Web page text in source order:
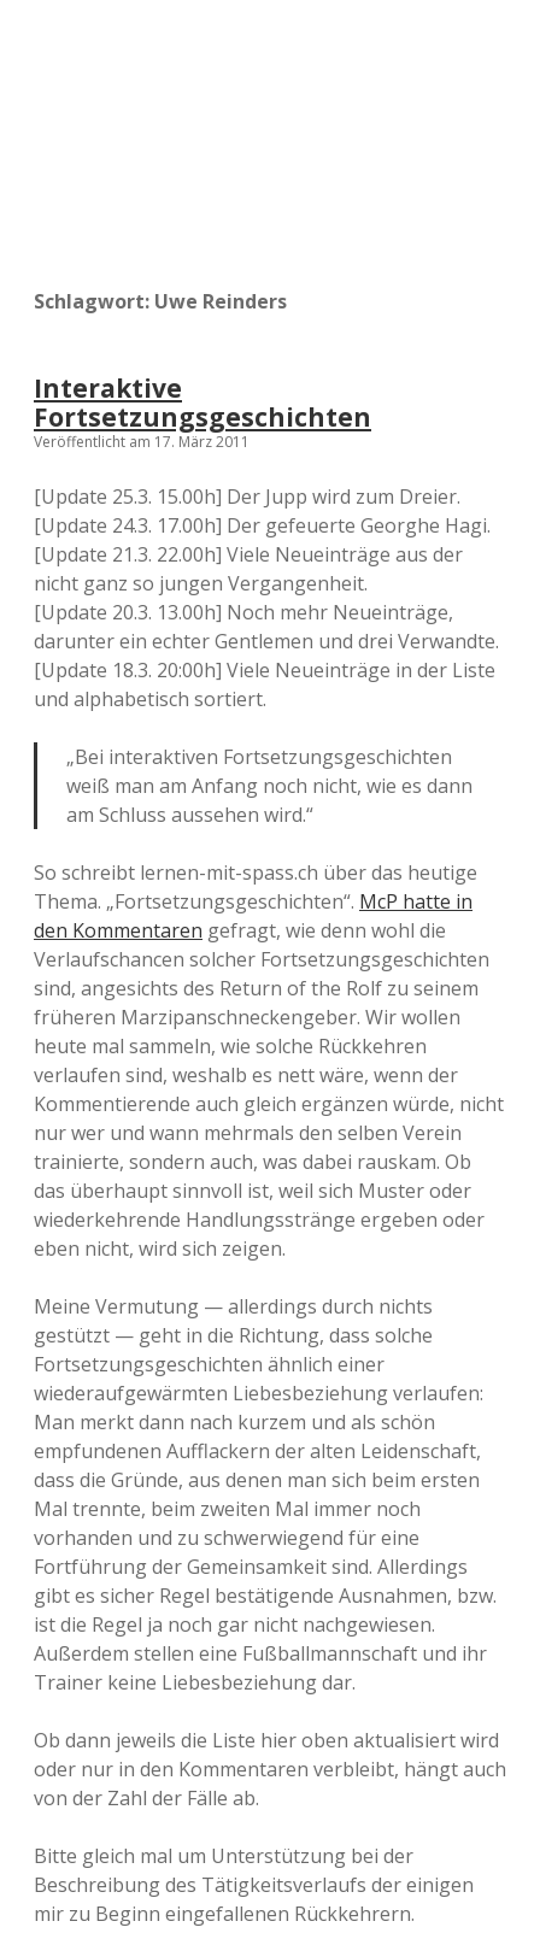
Schlagwort: Uwe Reinders
Interaktive
Fortsetzungsgeschichten
Veröffentlicht am 17. März 2011
[Update 25.3. 15.00h] Der Jupp wird zum Dreier.
[Update 24.3. 17.00h] Der gefeuerte Georghe Hagi.
[Update 21.3. 22.00h] Viele Neueinträge aus der
nicht ganz so jungen Vergangenheit.
[Update 20.3. 13.00h] Noch mehr Neueinträge,
darunter ein echter Gentlemen und drei Verwandte.
[Update 18.3. 20:00h] Viele Neueinträge in der Liste
und alphabetisch sortiert.
„Bei interaktiven Fortsetzungsgeschichten
weiß man am Anfang noch nicht, wie es dann
am Schluss aussehen wird.“
So schreibt lernen-mit-spass.ch über das heutige
Thema. „Fortsetzungsgeschichten“. McP hatte in
den Kommentaren gefragt, wie denn wohl die
Verlaufschancen solcher Fortsetzungsgeschichten
sind, angesichts des Return of the Rolf zu seinem
früheren Marzipanschneckengeber. Wir wollen
heute mal sammeln, wie solche Rückkehren
verlaufen sind, weshalb es nett wäre, wenn der
Kommentierende auch gleich ergänzen würde, nicht
nur wer und wann mehrmals den selben Verein
trainierte, sondern auch, was dabei rauskam. Ob
das überhaupt sinnvoll ist, weil sich Muster oder
wiederkehrende Handlungsstränge ergeben oder
eben nicht, wird sich zeigen.
Meine Vermutung — allerdings durch nichts
gestützt — geht in die Richtung, dass solche
Fortsetzungsgeschichten ähnlich einer
wiederaufgewärmten Liebesbeziehung verlaufen:
Man merkt dann nach kurzem und als schön
empfundenen Aufflackern der alten Leidenschaft,
dass die Gründe, aus denen man sich beim ersten
Mal trennte, beim zweiten Mal immer noch
vorhanden und zu schwerwiegend für eine
Fortführung der Gemeinsamkeit sind. Allerdings
gibt es sicher Regel bestätigende Ausnahmen, bzw.
ist die Regel ja noch gar nicht nachgewiesen.
Außerdem stellen eine Fußballmannschaft und ihr
Trainer keine Liebesbeziehung dar.
Ob dann jeweils die Liste hier oben aktualisiert wird
oder nur in den Kommentaren verbleibt, hängt auch
von der Zahl der Fälle ab.
Bitte gleich mal um Unterstützung bei der
Beschreibung des Tätigkeitsverlaufs der einigen
mir zu Beginn eingefallenen Rückkehrern.